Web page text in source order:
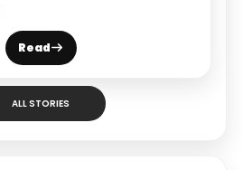
Read
ALL STORIES